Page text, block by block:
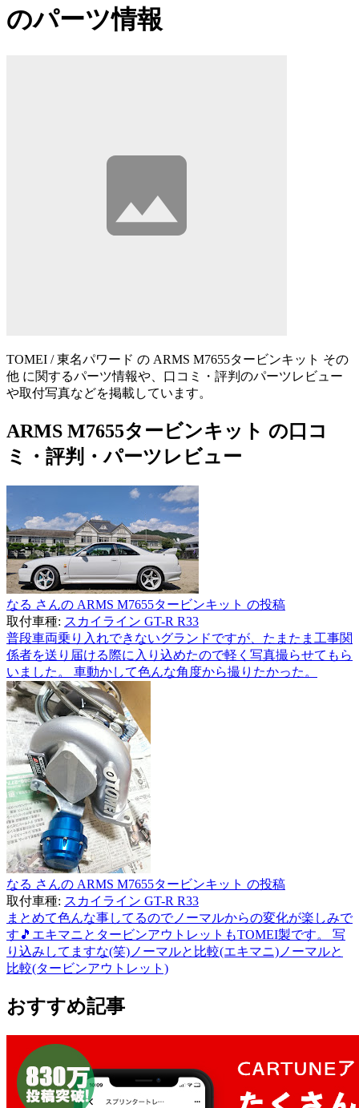
のパーツ情報
TOMEI / 東名パワード の ARMS M7655タービンキット その
他 に関するパーツ情報や、口コミ・評判のパーツレビュー
や取付写真などを掲載しています。
ARMS M7655タービンキット の口コ
ミ・評判・パーツレビュー
なる さんの ARMS M7655タービンキット の投稿
取付車種: スカイライン GT-R R33
普段車両乗り入れできないグランドですが、たまたま工事関
係者を送り届ける際に入り込めたので軽く写真撮らせてもら
いました。 車動かして色んな角度から撮りたかった。
なる さんの ARMS M7655タービンキット の投稿
取付車種: スカイライン GT-R R33
まとめて色んな事してるのでノーマルからの変化が楽しみで
す🎵エキマニとタービンアウトレットもTOMEI製です。 写
り込みしてますな(笑)ノーマルと比較(エキマニ)ノーマルと
比較(タービンアウトレット)
おすすめ記事